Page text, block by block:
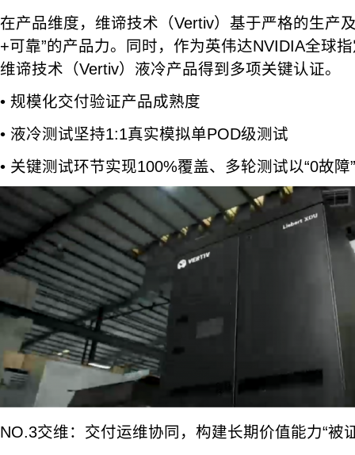
在产品维度，维谛技术（Vertiv）基于严格的生产
+可靠”的产品力。同时，作为英伟达NVIDIA全球
维谛技术（Vertiv）液冷产品得到多项关键认证。
• 规模化交付验证产品成熟度
• 液冷测试坚持1:1真实模拟单POD级测试
• 关键测试环节实现100%覆盖、多轮测试以“0故障
NO.3交维：交付运维协同，构建长期价值能力“被